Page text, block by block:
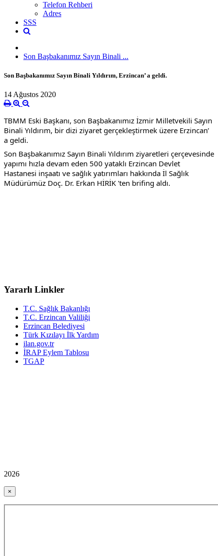
Telefon Rehberi
Adres
SSS
Son Başbakanımız Sayın Binali ...
Son Başbakanımız Sayın Binali Yıldırım, Erzincan’ a geldi.
14 Ağustos 2020
TBMM Eski Başkanı, son Başbakanımız İzmir Milletvekili Sayın
Binali Yıldırım, bir dizi ziyaret gerçekleştirmek üzere Erzincan’
a geldi.
Son Başbakanımız Sayın Binali Yıldırım ziyaretleri çerçevesinde
yapımı hızla devam eden 500 yataklı Erzincan Devlet
Hastanesi inşaatı ve sağlık yatırımları hakkında İl Sağlık
Müdürümüz Doç. Dr. Erkan HİRİK 'ten brifing aldı.
Yararlı Linkler
T.C. Sağlık Bakanlığı
T.C. Erzincan Valiliği
Erzincan Belediyesi
Türk Kızılayı İlk Yardım
ilan.gov.tr
İRAP Eylem Tablosu
TGAP
2026
×